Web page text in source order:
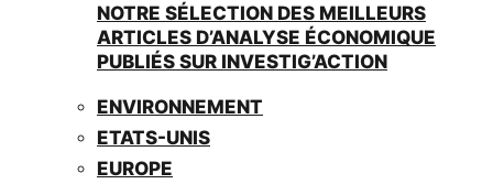
NOTRE SÉLECTION DES MEILLEURS
ARTICLES D’ANALYSE ÉCONOMIQUE
PUBLIÉS SUR INVESTIG’ACTION
ENVIRONNEMENT
ETATS-UNIS
EUROPE